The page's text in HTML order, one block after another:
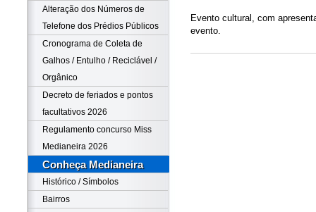
Alteração dos Números de
Telefone dos Prédios Públicos
Cronograma de Coleta de
Galhos / Entulho / Reciclável /
Orgânico
Decreto de feriados e pontos
facultativos 2026
Regulamento concurso Miss
Medianeira 2026
Conheça Medianeira
Histórico / Símbolos
Bairros
Evento cultural, com
evento.